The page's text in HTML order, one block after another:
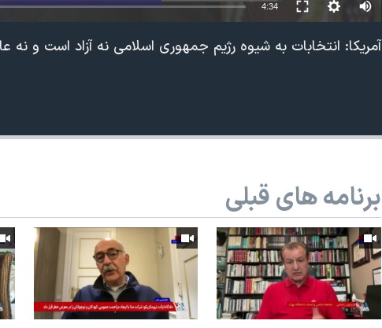
4:34
آمریکا: انتخابات به شیوه رژیم جمهوری اسلامی نه آزاد است و نه
برنامه های قبلی